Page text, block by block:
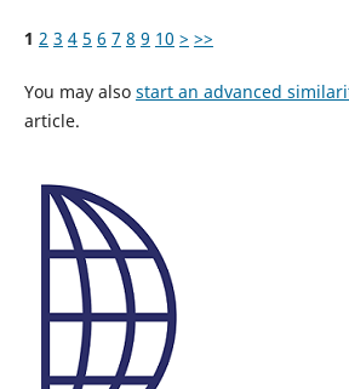
1 2 3 4 5 6 7 8 9 10 > >>
You may also start an advanced
article.